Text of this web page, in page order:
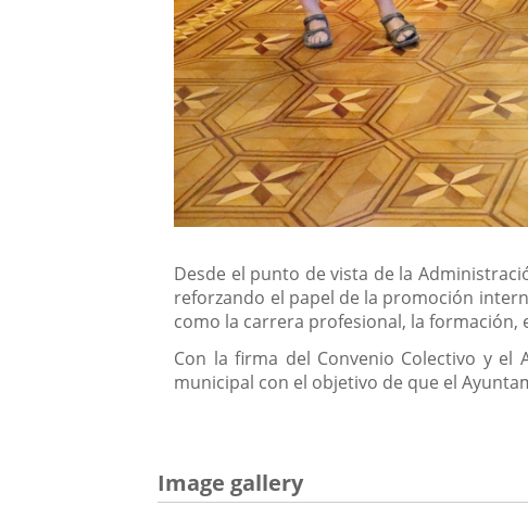
Desde el punto de vista de la
reforzando el papel de la promoción
como la carrera profesional, la
Con la firma del Convenio Colectivo y el
municipal con el objetivo de que el
Image gallery